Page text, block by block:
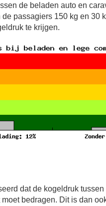
de beladen auto en
passagiers 150 kg en 30
te krijgen.
dat de kogeldruk
bedragen. Dit is dan